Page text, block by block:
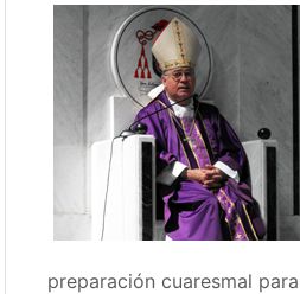
preparación cuaresmal